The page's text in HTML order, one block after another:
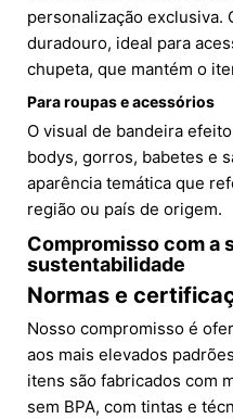
personalização exclusiva.
duradouro, ideal para
chupeta, que mantém o
Para roupas e acessórios
O visual de bandeira
bodys, gorros, babetes e
aparência temática que
região ou país de origem.
Compromisso com a
sustentabilidade
Normas e
Nosso compromisso é
aos mais elevados
itens são fabricados com
sem BPA, com tintas e